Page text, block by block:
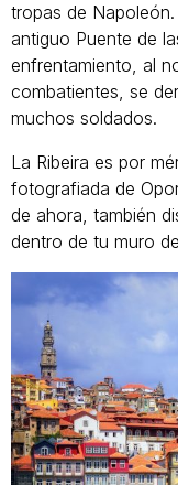
tropas de
antiguo Puente de
enfrentamiento, al
combatientes, se
muchos soldados.
La Ribeira es por
fotografiada de
de ahora, también
dentro de tu muro